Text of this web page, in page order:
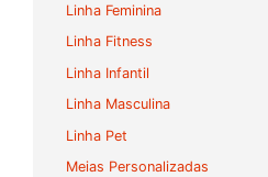
Linha Feminina
Linha Fitness
Linha Infantil
Linha Masculina
Linha Pet
Meias Personalizadas